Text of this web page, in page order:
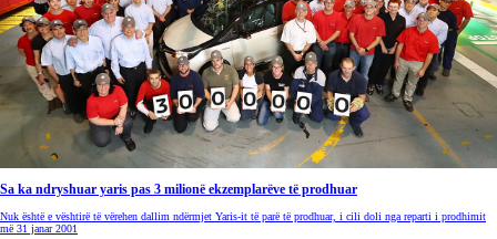
Sa ka ndryshuar yaris pas 3 milionë ekzemplarëve të prodhuar
Nuk është e vështirë të vërehen dallim ndërmjet Yaris-it të parë të prodhuar, i cili doli nga reparti i prodhimit
më 31 janar 2001